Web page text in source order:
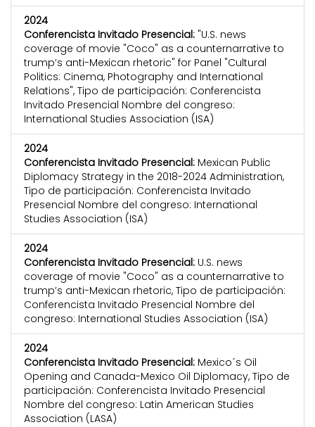
2024
Conferencista Invitado Presencial: "U.S. news
coverage of movie "Coco" as a counternarrative to
trump’s anti-Mexican rhetoric" for Panel "Cultural
Politics: Cinema, Photography and International
Relations", Tipo de participación: Conferencista
Invitado Presencial Nombre del congreso:
International Studies Association (ISA)
2024
Conferencista Invitado Presencial: Mexican Public
Diplomacy Strategy in the 2018-2024 Administration,
Tipo de participación: Conferencista Invitado
Presencial Nombre del congreso: International
Studies Association (ISA)
2024
Conferencista Invitado Presencial: U.S. news
coverage of movie "Coco" as a counternarrative to
trump’s anti-Mexican rhetoric, Tipo de participación:
Conferencista Invitado Presencial Nombre del
congreso: International Studies Association (ISA)
2024
Conferencista Invitado Presencial: Mexico´s Oil
Opening and Canada-Mexico Oil Diplomacy, Tipo de
participación: Conferencista Invitado Presencial
Nombre del congreso: Latin American Studies
Association (LASA)